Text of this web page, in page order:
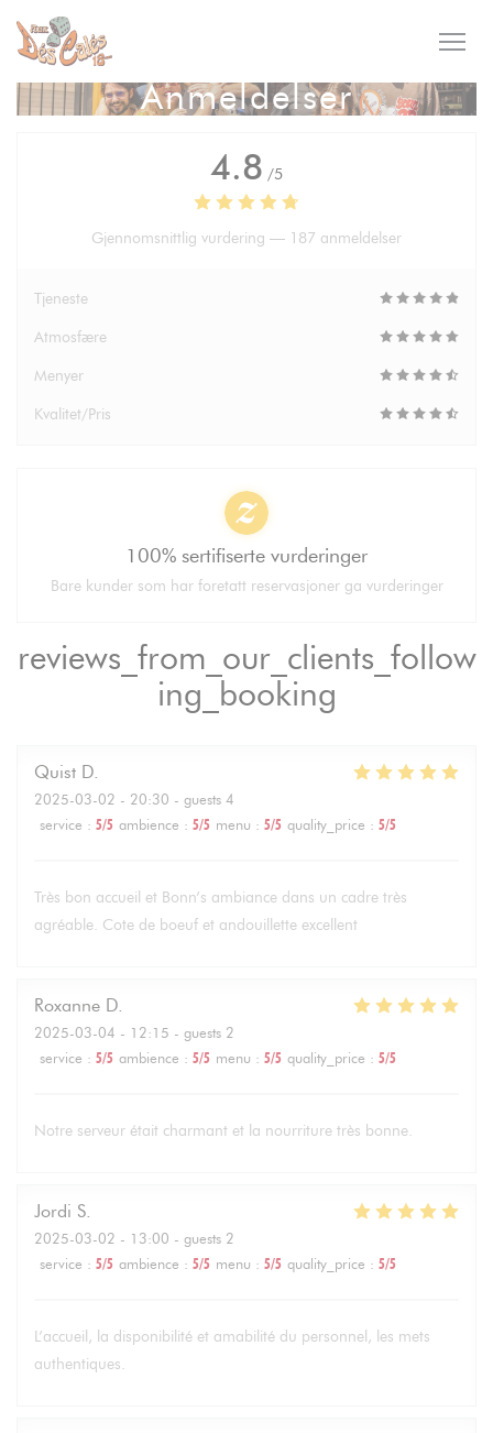
Panel for informasjonskapsler
Anmeldelser
reviews_from_our_clients_follow
ing_booking
Quist D
2025-03-02 - 20:30 - guests 4
service : 5/5 ambience : 5/5 menu : 5/5 quality_price : 5/5
Très bon accueil et Bonn’s ambiance dans un cadre très
agréable. Cote de boeuf et andouillette excellent
Roxanne D
2025-03-04 - 12:15 - guests 2
service : 5/5 ambience : 5/5 menu : 5/5 quality_price : 5/5
Notre serveur était charmant et la nourriture très bonne.
Jordi S
2025-03-02 - 13:00 - guests 2
service : 5/5 ambience : 5/5 menu : 5/5 quality_price : 5/5
L’accueil, la disponibilité et amabilité du personnel, les mets
authentiques.
4.8 /5
Gjennomsnittlig vurdering — 187 anmeldelser
Tjeneste
Atmosfære
Menyer
Kvalitet/Pris
100% sertifiserte vurderinger
Bare kunder som har foretatt reservasjoner ga vurderinger